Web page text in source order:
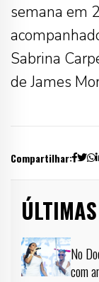
semana em
Sabrina
de James
Compartilhar:
No
com